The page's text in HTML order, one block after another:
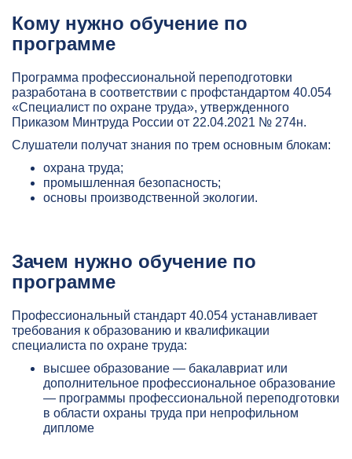
Кому нужно обучение по
программе
Программа профессиональной переподготовки
разработана в соответствии с профстандартом 40.054
«Специалист по охране труда», утвержденного
Приказом Минтруда России от 22.04.2021 № 274н.
Слушатели получат знания по трем основным блокам:
охрана труда;
промышленная безопасность;
основы производственной экологии.
Зачем нужно обучение по
программе
Профессиональный стандарт 40.054 устанавливает
требования к образованию и квалификации
специалиста по охране труда:
высшее образование — бакалавриат или
дополнительное профессиональное образование
— программы профессиональной переподготовки
в области охраны труда при непрофильном
дипломе